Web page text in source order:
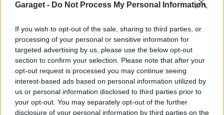
Garaget - Do Not Process My Personal Information
If you wish to opt-out of the sale, sharing to third parties, or
processing of your personal or sensitive information for
targeted advertising by us, please use the below opt-out
section to confirm your selection. Please note that after your
opt-out request is processed you may continue seeing
interest-based ads based on personal information utilized by
us or personal information disclosed to third parties prior to
your opt-out. You may separately opt-out of the further
disclosure of your personal information by third parties on the
Detta köpte jag nyss-tråden 9739 svar
Volvo 740 med lh2.2 spridare öppnar hela
tiden på tändning.
Senaste inlägget avKlevaRaggarn för 7 timmar sedan i
Generell felsökning
ID 4 vs EX 40 ? 4 svar
Senaste inlägget avMickeEng för 13 timmar sedaniEl- och
hybridbilar